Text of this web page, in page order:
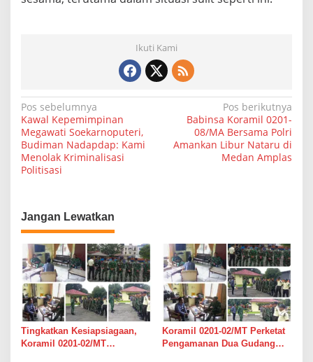
Ikuti Kami
N
a
v
i
a
s
p
o
s
Pos sebelumnya
Kawal Kepemimpinan
Megawati Soekarnoputeri,
Budiman Nadapdap: Kami
Menolak Kriminalisasi
Politisasi
Pos berikutnya
Babinsa Koramil 0201-
08/MA Bersama Polri
Amankan Libur Nataru di
Medan Amplas
Jangan Lewatkan
Tingkatkan Kesiapsiagaan,
Koramil 0201-02/MT
Koramil 0201-02/MT Perketat
Pengamanan Dua Gudang